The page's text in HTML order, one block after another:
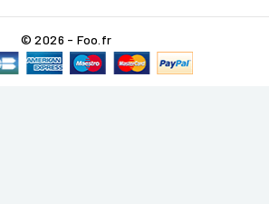
© 2026 - Foo.fr